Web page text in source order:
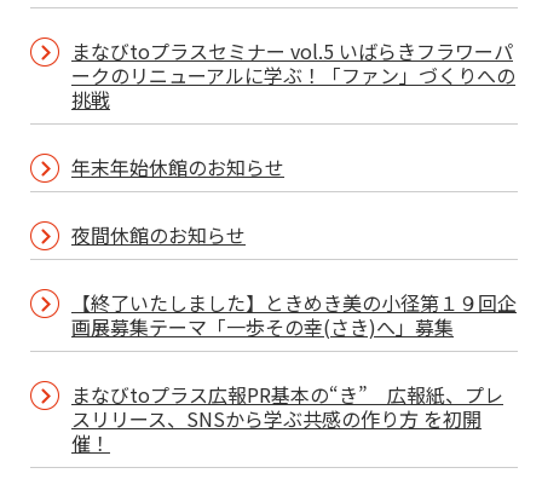
まなびtoプラスセミナー vol.5 いばらきフラワーパ
ークのリニューアルに学ぶ！「ファン」づくりへの
挑戦
年末年始休館のお知らせ
夜間休館のお知らせ
【終了いたしました】ときめき美の小径第１９回企
画展募集テーマ「一歩その幸(さき)へ」募集
まなびtoプラス広報PR基本の“き” 広報紙、プレ
スリリース、SNSから学ぶ共感の作り方 を初開
催！